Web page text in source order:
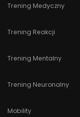
Trening Medyczny
Trening Reakcji
Trening Mentalny
Trening Neuronalny
Mobility